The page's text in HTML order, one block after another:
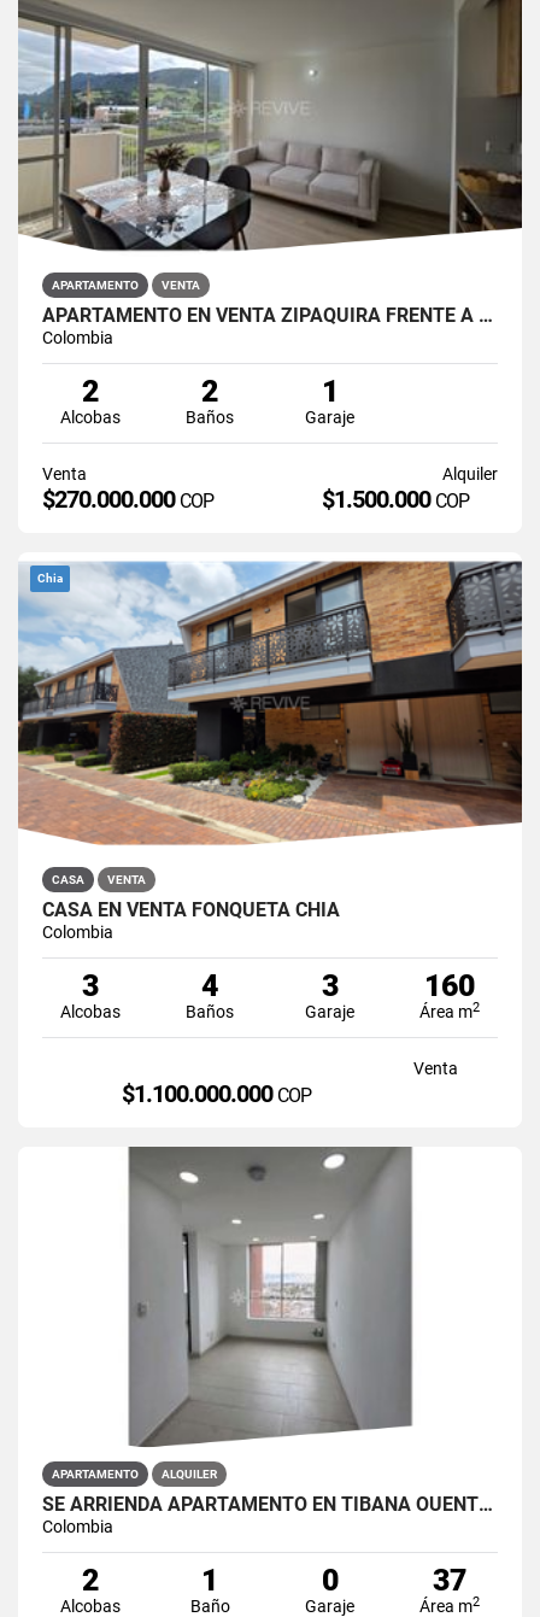
APARTAMENTO VENTA
APARTAMENTO EN VENTA ZIPAQUIRÁ FRENTE A LA UNIMINUTO
Colombia
2
Alcobas
2
Baños
1
Garaje
Venta
$270.000.000 COP
Alquiler
$1.500.000 COP
Chia
CASA VENTA
CASA EN VENTA FONQUETÁ CHÍA
Colombia
3
Alcobas
4
Baños
3
Garaje
160
Área m2
Venta
$1.100.000.000 COP
APARTAMENTO ALQUILER
SE ARRIENDA APARTAMENTO EN TIBANA OUENTE ARANDA CONJUNTO OPORTO
Colombia
2
Alcobas
1
Baño
0
Garaje
37
Área m2